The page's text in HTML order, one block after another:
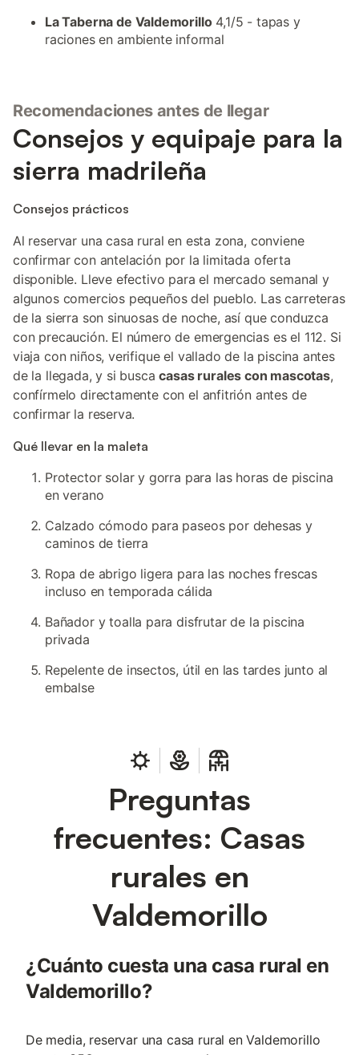
La Taberna de Valdemorillo4,1/5 - tapas y
raciones en ambiente informal
Recomendaciones antes de llegar
Consejos y equipaje para la
sierra madrileña
Consejos prácticos
Al reservar una casa rural en esta zona, conviene
confirmar con antelación por la limitada oferta
disponible. Lleve efectivo para el mercado semanal y
algunos comercios pequeños del pueblo. Las carreteras
de la sierra son sinuosas de noche, así que conduzca
con precaución. El número de emergencias es el 112. Si
viaja con niños, verifique el vallado de la piscina antes
de la llegada, y si buscacasas rurales con mascotas,
confírmelo directamente con el anfitrión antes de
confirmar la reserva.
Qué llevar en la maleta
Protector solar y gorra para las horas de piscina
en verano
Calzado cómodo para paseos por dehesas y
caminos de tierra
Ropa de abrigo ligera para las noches frescas
incluso en temporada cálida
Bañador y toalla para disfrutar de la piscina
privada
Repelente de insectos, útil en las tardes junto al
embalse
Preguntas
frecuentes: Casas
rurales en
Valdemorillo
¿Cuánto cuesta una casa rural en
Valdemorillo?
De media, reservar una casa rural en Valdemorillo